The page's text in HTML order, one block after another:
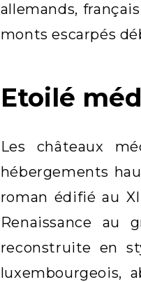
allemands,
monts escarpés
Etoilé
Les châteaux
hébergements
roman édifié au
Renaissance au
reconstruite en
luxembourgeois,